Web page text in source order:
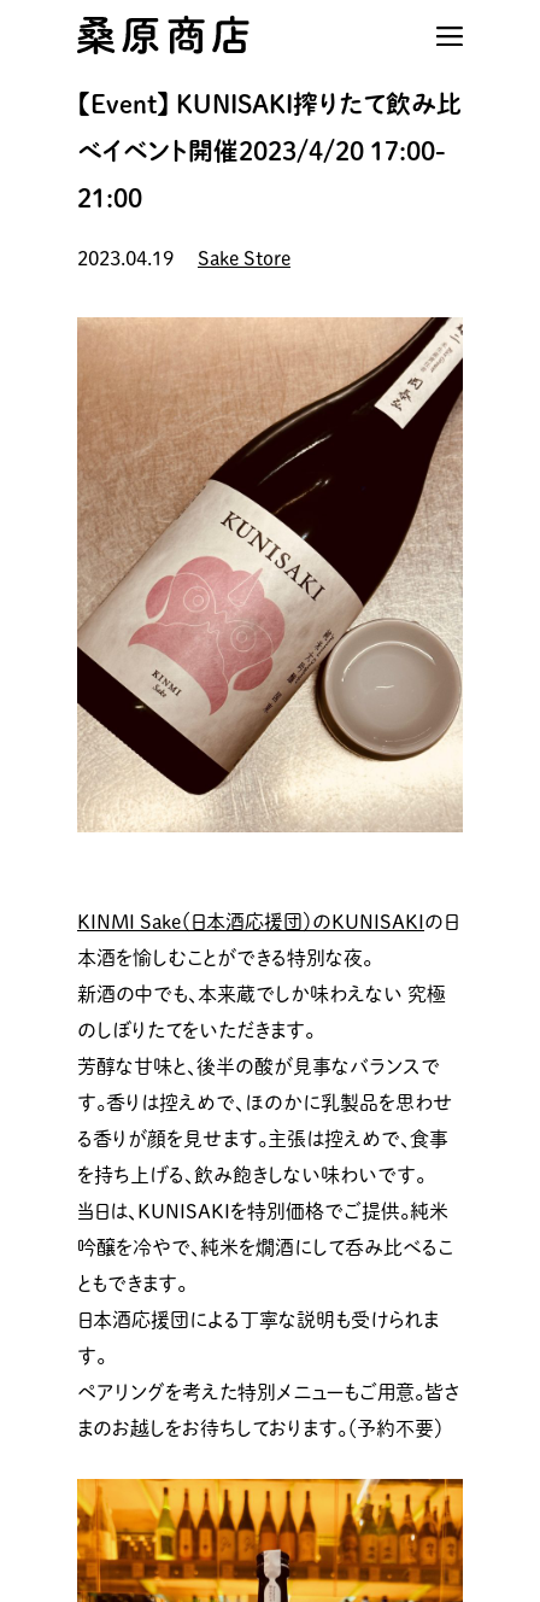
【Event】 KUNISAKI搾りたて飲み比
べイベント開催2023/4/20 17:00-
21:00
2023.04.19 Sake Store
KINMI Sake（日本酒応援団）のKUNISAKIの日
本酒を愉しむことができる特別な夜。
新酒の中でも、本来蔵でしか味わえない 究極
のしぼりたてをいただきます。
芳醇な甘味と、後半の酸が見事なバランスで
す。香りは控えめで、ほのかに乳製品を思わせ
る香りが顔を見せます。主張は控えめで、食事
を持ち上げる、飲み飽きしない味わいです。
当日は、KUNISAKIを特別価格でご提供。純米
吟醸を冷やで、純米を燗酒にして呑み比べるこ
ともできます。
日本酒応援団による丁寧な説明も受けられま
す。
ペアリングを考えた特別メニューもご用意。皆さ
まのお越しをお待ちしております。（予約不要）